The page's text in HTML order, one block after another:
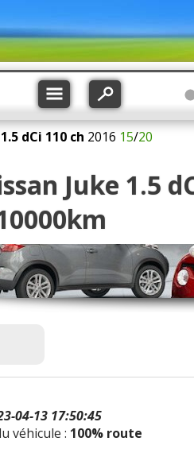
1.5 dCi 110 ch 2016 15/20
Juke 1.5
04-13 17:50:45
véhicule : 100% route